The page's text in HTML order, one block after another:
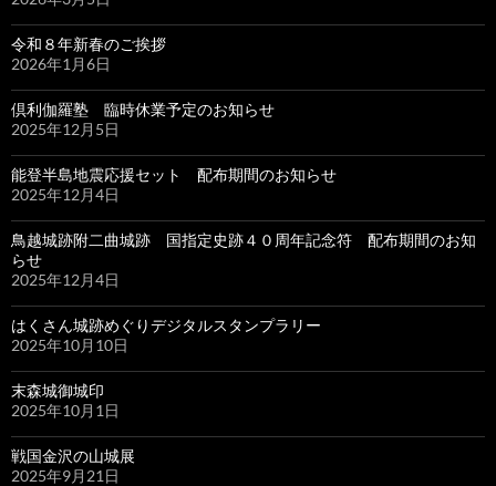
令和８年新春のご挨拶
2026年1月6日
倶利伽羅塾 臨時休業予定のお知らせ
2025年12月5日
能登半島地震応援セット 配布期間のお知らせ
2025年12月4日
鳥越城跡附二曲城跡 国指定史跡４０周年記念符 配布期間のお知
らせ
2025年12月4日
はくさん城跡めぐりデジタルスタンプラリー
2025年10月10日
末森城御城印
2025年10月1日
戦国金沢の山城展
2025年9月21日